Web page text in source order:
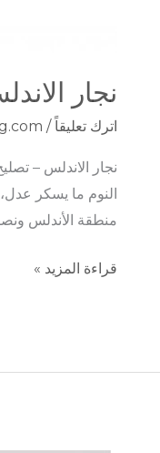
نجار
اترك تعليقاً /
نجار الاندلس – تصليح
النوم ما يسكر
منطقة الأندلس
قراءة المزيد »